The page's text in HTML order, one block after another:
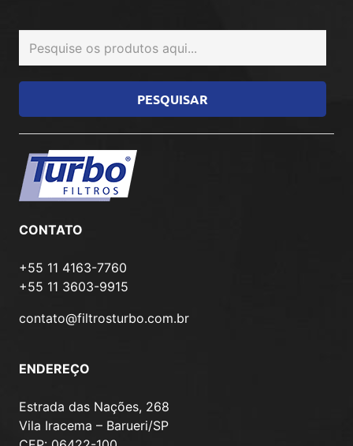
CONTATO
+55 11 4163-7760
+55 11 3603-9915
contato@filtrosturbo.com.br
ENDEREÇO
Estrada das Nações, 268
Vila Iracema – Barueri/SP